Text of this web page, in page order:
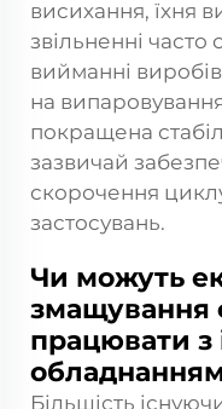
висихання, їхня
звільненні часто
вийманні
на
покращена
зазвичай
скорочення
застосувань.
Чи можуть
змащування
працювати з
Більшість